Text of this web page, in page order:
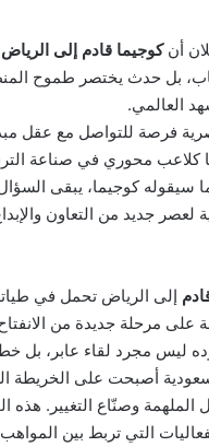
أنكوجيما قادم إلى الرياض
بل حدث يختصر طموح
العالمي.
فرصة للتواصل مع عقل
كلاعب محوري في صناعة
سيقوله كوجيما، يبقى
لعصر جديد من التعاون
إلى الرياض تحمل في
على مرحلة جديدة من
ليس مجرد لقاء عابر، بل
أصبحت على الخريطة
وصنّاع التغيير. هذه
التي تربط بين